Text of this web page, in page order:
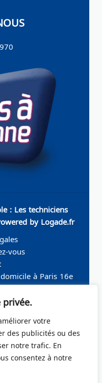
votre
des publicités ou des
notre trafic. En
consentez à notre
: Les techniciens
by Logade.fr
vous
à Paris 16e
à Paris 19e
à Paris 17e
– Boulogne-